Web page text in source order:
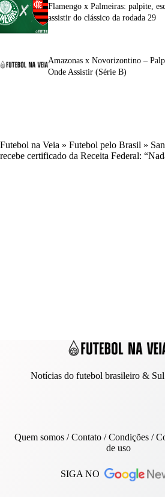
Flamengo x Palmeiras: palpite,
assistir do clássico da rodada 29
Amazonas x Novorizontino –
Onde Assistir (Série B)
Futebol na Veia » Futebol pelo Brasil »
recebe certificado da Receita Federal:
Notícias do futebol brasileiro &
Quem somos/Contato/ Condições /
de uso
SIGA NO